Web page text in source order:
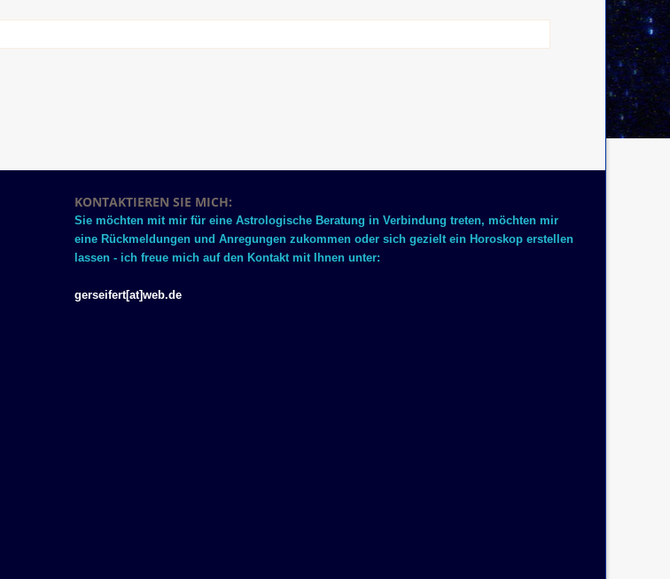
KONTAKTIEREN SIE MICH:
Sie möchten mit mir für eine Astrologische Beratung in Verbindung treten, möchten mir
eine Rückmeldungen und Anregungen zukommen oder sich gezielt ein Horoskop erstellen
lassen - ich freue mich auf den Kontakt mit Ihnen unter:
gerseifert[at]web.de